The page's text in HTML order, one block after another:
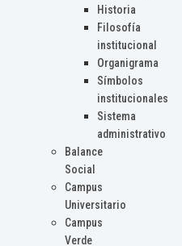
Historia
Filosofía
institucional
Organigrama
Símbolos
institucionales
Sistema
administrativo
Balance
Social
Campus
Universitario
Campus
Verde